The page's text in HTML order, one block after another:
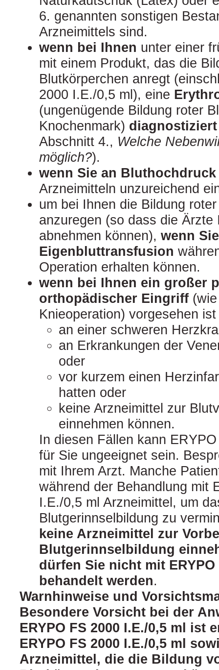
6. genannten sonstigen
Arzneimittels sind.
wenn bei Ihnen unter einer
mit einem Produkt, das die
Blutkörperchen anregt
2000 I.E./0,5 ml), eine
(ungenügende Bildung roter
Knochenmark)
Abschnitt 4., Welche
möglich?).
wenn Sie an
Arzneimitteln unzureichend
um bei Ihnen die Bildung
anzuregen (so dass die Ärzte
abnehmen können), wenn
Eigenbluttransfusion
Operation erhalten können.
wenn bei Ihnen ein großer
orthopädischer Eingriff
Knieoperation) vorgesehen
an einer schweren
an Erkrankungen der
oder
vor kurzem einen
hatten oder
keine Arzneimittel zur
einnehmen können.
In diesen Fällen kann
für Sie ungeeignet sein.
mit Ihrem Arzt. Manche
während der Behandlung mit
I.E./0,5 ml Arzneimittel, um
Blutgerinnselbildung zu
keine Arzneimittel zur
Blutgerinnselbildung
dürfen Sie nicht mit ERYPO
behandelt werden.
Warnhinweise und
Besondere Vorsicht bei der
ERYPO FS 2000 I.E./0,5 ml ist
ERYPO FS 2000 I.E./0,5 ml
Arzneimittel, die die Bildung